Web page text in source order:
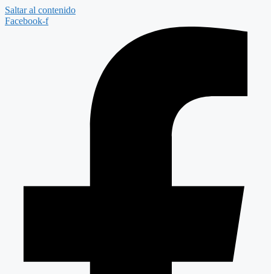
Saltar al contenido
Facebook-f